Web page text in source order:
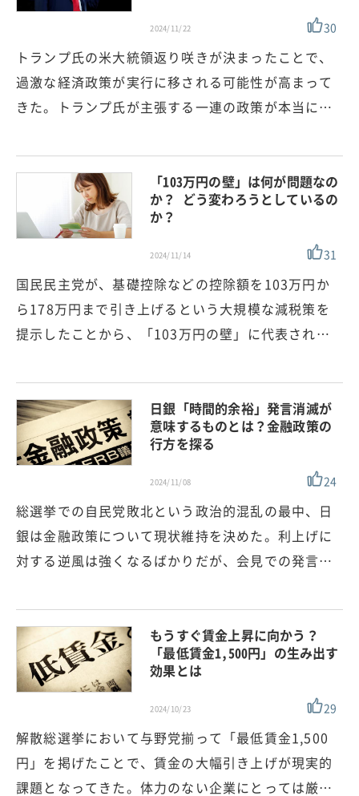
2024/11/22 30
トランプ氏の米大統領返り咲きが決まったことで、
過激な経済政策が実行に移される可能性が高まって
きた。トランプ氏が主張する一連の政策が本当に…
「103万円の壁」は何が問題なの
か？ どう変わろうとしているの
か？
2024/11/14 31
国民民主党が、基礎控除などの控除額を103万円か
ら178万円まで引き上げるという大規模な減税策を
提示したことから、「103万円の壁」に代表され…
日銀「時間的余裕」発言消滅が
意味するものとは？金融政策の
行方を探る
2024/11/08 24
総選挙での自民党敗北という政治的混乱の最中、日
銀は金融政策について現状維持を決めた。利上げに
対する逆風は強くなるばかりだが、会見での発言…
もうすぐ賃金上昇に向かう？
「最低賃金1,500円」の生み出す
効果とは
2024/10/23 29
解散総選挙において与野党揃って「最低賃金1,500
円」を掲げたことで、賃金の大幅引き上げが現実的
課題となってきた。体力のない企業にとっては厳…